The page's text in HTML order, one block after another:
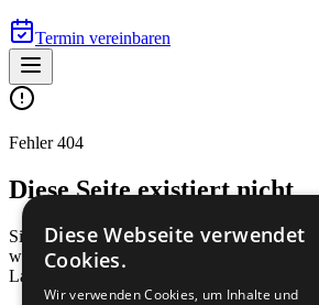
Termin vereinbaren
Fehler 404
Diese Seite existiert nicht
Sie haben einen Link erwischt, der
wurde verschoben oder es hat sich ein
Lassen Sie uns Sie zurück zur Praxis bringen.
Diese Webseite verwendet
Cookies.
Wir verwenden Cookies, um Inhalte und